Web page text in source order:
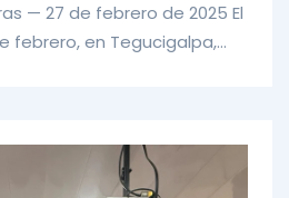
— 27 de febrero de 2025 El
febrero, en Tegucigalpa,